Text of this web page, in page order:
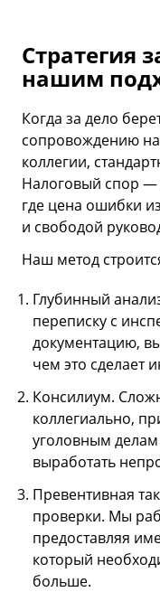
Стратегия
нашим
Когда за дело
сопровождению
коллегии,
Налоговый спор —
где цена ошибки
и свободой
Наш метод
Глубинный
переписку с
документацию,
чем это сделает
Консилиум.
коллегиально,
уголовным
выработать
Превентивная
проверки. Мы
предоставляя
который
больше.